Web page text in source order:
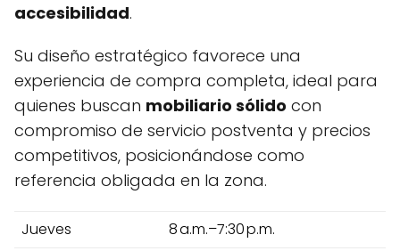
accesibilidad.
Su diseño estratégico favorece una
experiencia de compra completa, ideal para
quienes buscan mobiliario sólido con
compromiso de servicio postventa y precios
competitivos, posicionándose como
referencia obligada en la zona.
Jueves
8 a.m.–7:30 p.m.